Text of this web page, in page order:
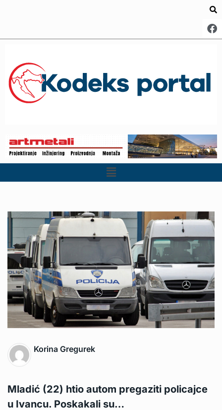
Korina Gregurek
Mladić (22) htio autom pregaziti policajce
u Ivancu. Poskakali su…